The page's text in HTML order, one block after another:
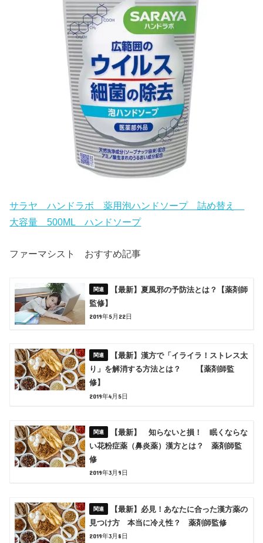
サラヤ ハンドラボ 薬用泡ハンドソープ 詰め替え
大容量 500ML ハンドソープ
ファーマシスト おすすめ記事
【最新】夏風邪の予防法とは？【薬剤師
監修】
2019年5月22日
【最新】漢方で「イライラ！ストレス太
り」を解消する方法とは？ 【薬剤師監
修】
2019年4月5日
【最新】 知らないと損！ 眠くならな
い花粉症薬（鼻炎薬）漢方とは？ 薬剤師監
修
2019年3月9日
【最新】必見！あなたに合った漢方薬の
見つけ方 本当に冷え性？ 薬剤師監修
2019年3月8日